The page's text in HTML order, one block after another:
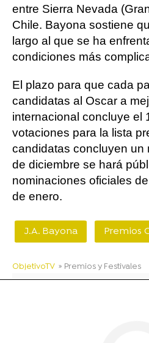
entre Sierra Nevada
Chile. Bayona sostiene
largo al que se ha
condiciones más
El plazo para que cada
candidatas al Oscar a
internacional concluye el
votaciones para la lista
candidatas concluyen un
de diciembre se hará
nominaciones oficiales
de enero.
J.A. Bayona Premios
ObjetivoTV » Premios y Festivales